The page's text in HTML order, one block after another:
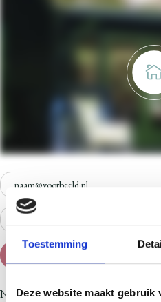
Toestemming
Deze website maakt gebruik
Log
Nog geen account?Registreer je hier